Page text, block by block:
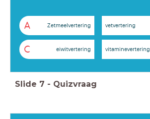
A Zetmeelvertering vetvertering
C eiwitvertering vitaminevertering
Slide 7 - Quizvraag